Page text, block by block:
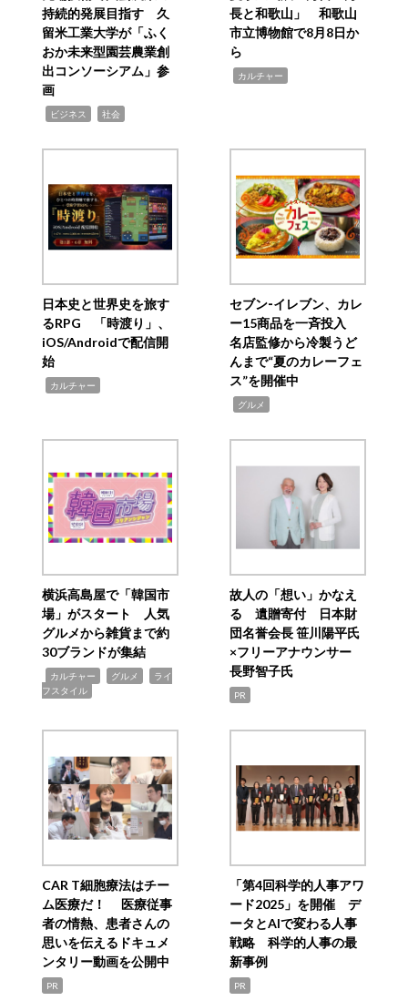
持続的発展目指す 久
留米工業大学が「ふく
おか未来型園芸農業創
出コンソーシアム」参
画
ビジネス 社会
長と和歌山」 和歌山
市立博物館で8月8日か
ら
カルチャー
日本史と世界史を旅す
るRPG 「時渡り」、
iOS/Androidで配信開
始
カルチャー
セブン‐イレブン、カレ
ー15商品を一斉投入
名店監修から冷製うど
んまで“夏のカレーフェ
ス”を開催中
グルメ
横浜高島屋で「韓国市
場」がスタート 人気
グルメから雑貨まで約
30ブランドが集結
カルチャー グルメ
ライ
フスタイル
故人の「想い」かなえ
る 遺贈寄付 日本財
団名誉会長 笹川陽平氏
×フリーアナウンサー
長野智子氏
PR
CAR T細胞療法はチー
ム医療だ！ 医療従事
者の情熱、患者さんの
思いを伝えるドキュメ
ンタリー動画を公開中
PR
「第4回科学的人事アワ
ード2025」を開催 デ
ータとAIで変わる人事
戦略 科学的人事の最
新事例
PR